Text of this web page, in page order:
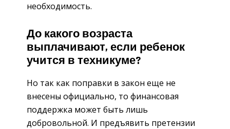
необходимость.
До какого возраста
выплачивают, если ребенок
учится в техникуме?
Но так как поправки в закон еще не
внесены официально, то финансовая
поддержка может быть лишь
добровольной. И предъявить претензии